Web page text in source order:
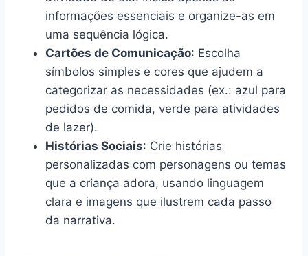
informações essenciais e organize-as em
uma sequência lógica.
Cartões de Comunicação: Escolha
símbolos simples e cores que ajudem a
categorizar as necessidades (ex.: azul para
pedidos de comida, verde para atividades
de lazer).
Histórias Sociais: Crie histórias
personalizadas com personagens ou temas
que a criança adora, usando linguagem
clara e imagens que ilustrem cada passo
da narrativa.